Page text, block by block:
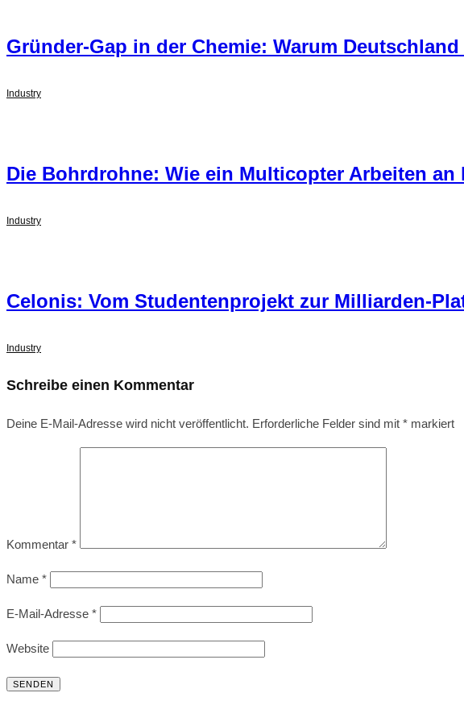
Gründer-Gap in der Chemie: Warum
Industry
Die Bohrdrohne: Wie ein Multicopter Arbeiten
Industry
Celonis: Vom Studentenprojekt zur Milliarden-
Industry
Schreibe einen Kommentar
Deine E-Mail-Adresse wird nicht veröffentlicht. Erforderliche Felder sind mit * markiert
Kommentar *
Name *
E-Mail-Adresse *
Website